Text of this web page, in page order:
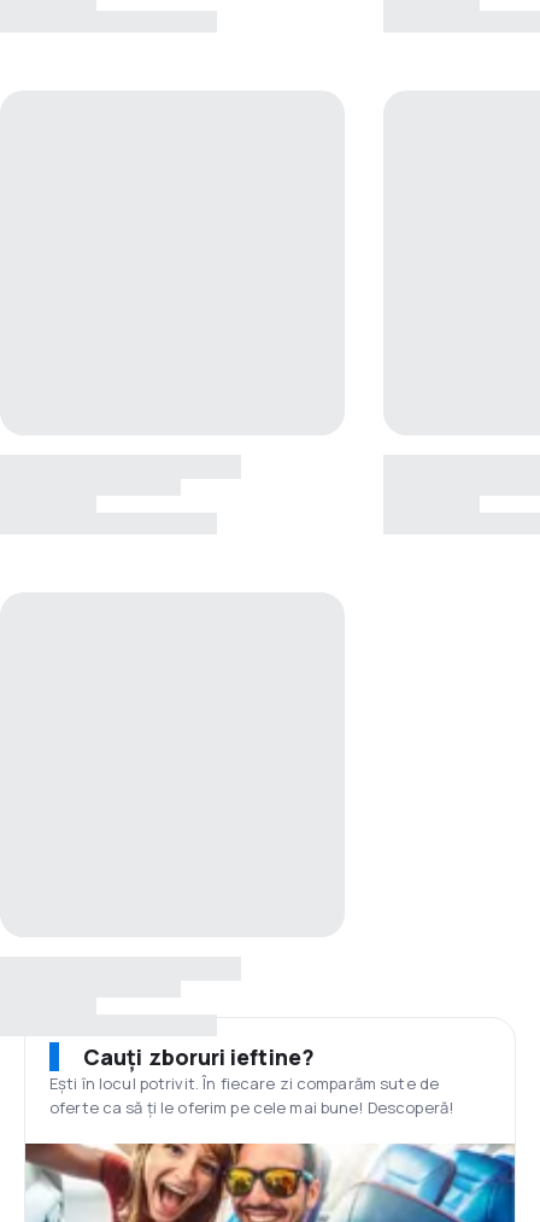
Cauți zboruri ieftine?
Ești în locul potrivit. În fiecare zi comparăm sute de
oferte ca să ți le oferim pe cele mai bune! Descoperă!